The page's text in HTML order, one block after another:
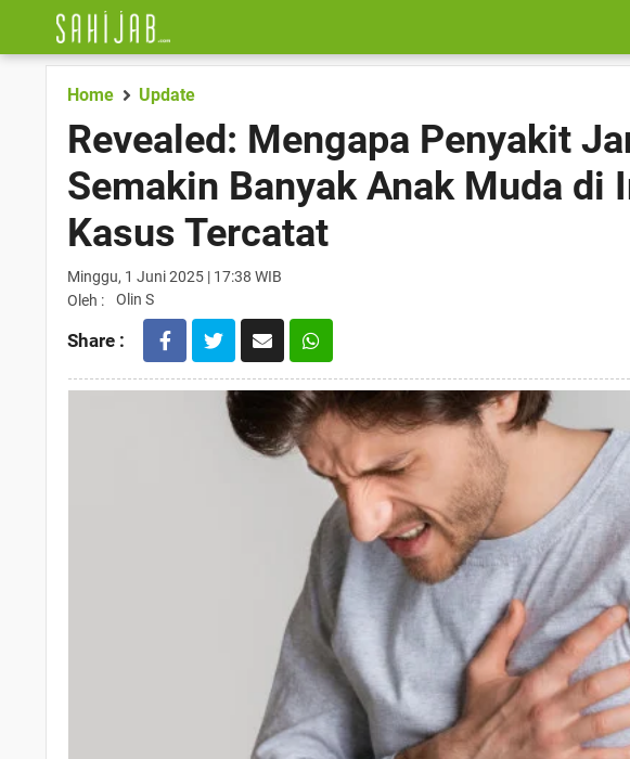
Home Update
Revealed: Mengapa Penyakit
Semakin Banyak Anak Muda di
Kasus Tercatat
Minggu, 1 Juni 2025 | 17:38 WIB
Oleh :
Olin S
Share :